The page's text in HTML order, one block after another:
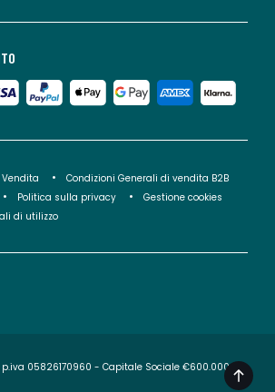
Condizioni Generali di vendita B2B
Politica sulla privacy
Gestione cookies
di utilizzo
p.iva 05826170960 - Capitale Sociale €600.000,00